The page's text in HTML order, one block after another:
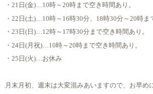
・21日(金)…10時～20時まで空き時間あり。
・22日(土)…10時～16時30分、18時30分～20時ま
・23日(日)…12時～17時30分まで空き時間あり。
・24日(月祝)…10時～20時まで空き時間あり。
・25日(火)…お休み
月末月初、週末は大変混みあいますので、お早め